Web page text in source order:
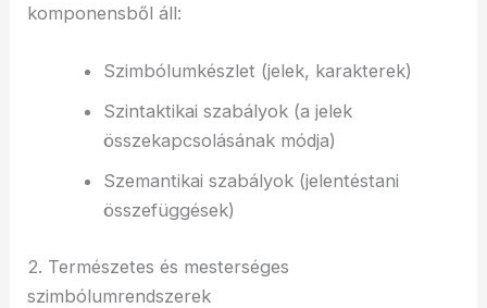
komponensből áll:
Szimbólumkészlet (jelek, karakterek)
Szintaktikai szabályok (a jelek
összekapcsolásának módja)
Szemantikai szabályok (jelentéstani
összefüggések)
2. Természetes és mesterséges
szimbólumrendszerek